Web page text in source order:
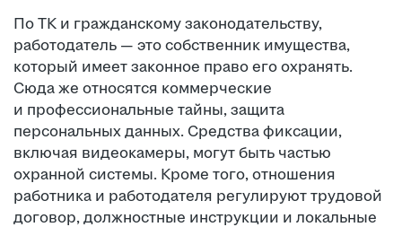
По ТК и гражданскому законодательству,
работодатель — это собственник имущества,
который имеет законное право его охранять.
Сюда же относятся коммерческие
и профессиональные тайны, защита
персональных данных. Средства фиксации,
включая видеокамеры, могут быть частью
охранной системы. Кроме того, отношения
работника и работодателя регулируют трудовой
договор, должностные инструкции и локальные